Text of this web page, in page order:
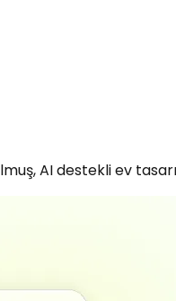
AI destekli ev